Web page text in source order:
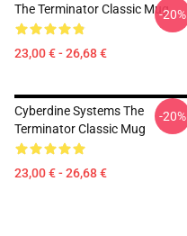
The Terminator Classic Mug
23,00 € - 26,68 €
-20%
Cyberdine Systems The
Terminator Classic Mug
23,00 € - 26,68 €
-20%